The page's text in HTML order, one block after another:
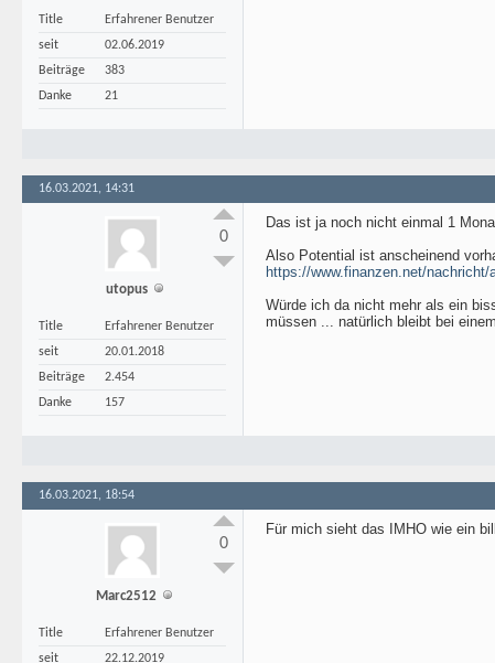
Title
Erfahrener Benutzer
seit
02.06.2019
Beiträge
383
Danke
21
16.03.2021, 14:31
utopus
Title
Erfahrener Benutzer
seit
20.01.2018
Beiträge
2.454
Danke
157
0
Das ist ja noch nicht einmal 1
Also Potential ist anscheinend
https://www.finanzen.net/nachricht/
Würde ich da nicht mehr als ein
müssen ... natürlich bleibt bei
16.03.2021, 18:54
Marc2512
Title
Erfahrener Benutzer
seit
22.12.2019
0
Für mich sieht das IMHO wie ein